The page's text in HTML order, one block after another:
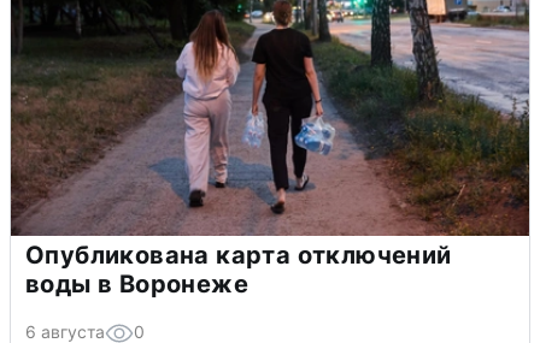
Опубликована карта отключений
воды в Воронеже
6 августа 0